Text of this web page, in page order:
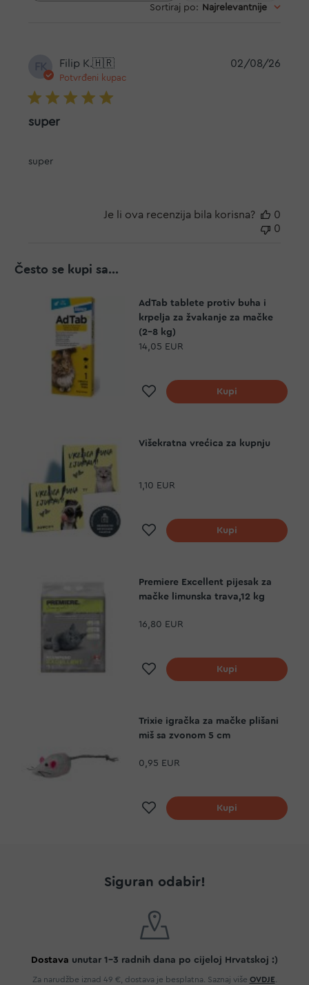
Sortiraj po: Najrelevantnije
Filip K.🇭🇷
Potvrđeni kupac
super
super
02/08/26
Je li ova recenzija bila korisna?
0
0
Često se kupi sa...
AdTab tablete protiv buha i
krpelja za žvakanje za mačke
(2-8 kg)
14,05 EUR
Dodaj na listu želja
Kupi
Višekratna vrećica za kupnju
1,10 EUR
Dodaj na listu želja
Kupi
Premiere Excellent pijesak za
mačke limunska trava,12 kg
16,80 EUR
Dodaj na listu želja
Kupi
Trixie igračka za mačke plišani
miš sa zvonom 5 cm
0,95 EUR
Dodaj na listu želja
Kupi
Siguran odabir!
Dostava unutar 1-3 radnih dana po cijeloj Hrvatskoj :)
Za narudžbe iznad 49 €, dostava je besplatna. Saznaj više OVDJE